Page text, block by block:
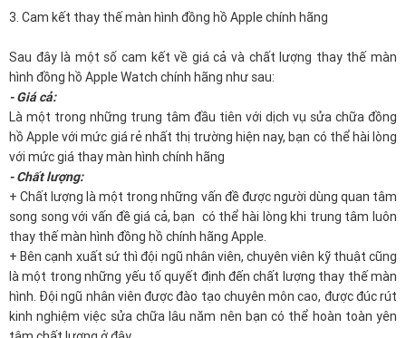
3. Cam kết thay thế màn hình đồng hồ Apple chính hãng
Sau đây là một số cam kết về giá cả và chất lượng thay thế màn
hình đồng hồ Apple Watch chính hãng như sau:
- Giá cả:
Là một trong những trung tâm đầu tiên với dịch vụ sửa chữa đồng
hồ Apple với mức giá rẻ nhất thị trường hiện nay, bạn có thể hài lòng
với mức giá thay màn hình chính hãng
- Chất lượng:
+ Chất lượng là một trong những vấn đề được người dùng quan tâm
song song với vấn đề giá cả, bạn có thể hài lòng khi trung tâm luôn
thay thế màn hình đồng hồ chính hãng Apple.
+ Bên cạnh xuất sứ thì đội ngũ nhân viên, chuyên viên kỹ thuật cũng
là một trong những yếu tố quyết định đến chất lượng thay thế màn
hình. Đội ngũ nhân viên được đào tạo chuyên môn cao, được đúc rút
kinh nghiệm việc sửa chữa lâu năm nên bạn có thể hoàn toàn yên